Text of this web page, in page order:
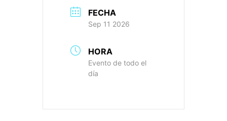
FECHA
Sep 11 2026
HORA
Evento de todo el
día